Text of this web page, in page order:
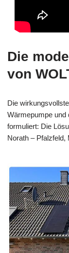
Die
von
Die
Wärmepumpe und
formuliert: Die
Norath – Pfalzfeld,